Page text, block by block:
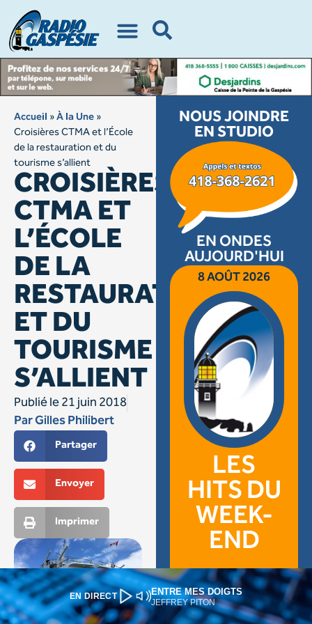
EN DIRECT ENTRE MES DOIGTS
JEFFREY PITON